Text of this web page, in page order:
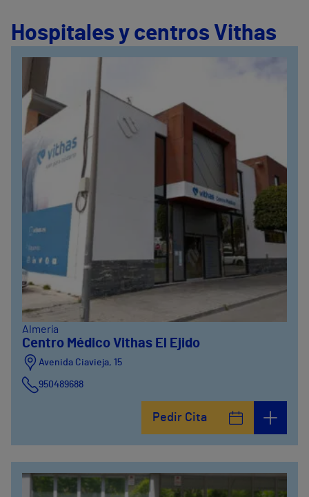
Hospitales y centros Vithas
Almería
Centro Médico Vithas El Ejido
Avenida Ciavieja, 15
950489688
Pedir Cita